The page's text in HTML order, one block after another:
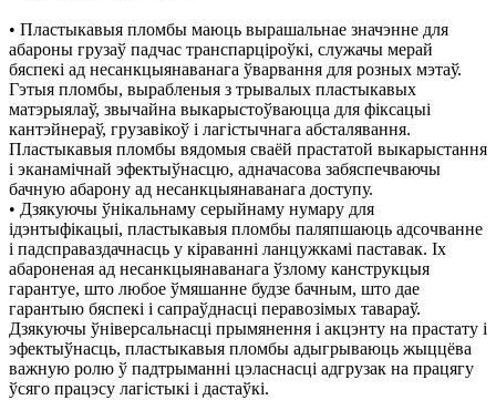
• Пластыкавыя пломбы маюць вырашальнае значэнне для
абароны грузаў падчас транспарціроўкі, служачы мерай
бяспекі ад несанкцыянаванага ўварвання для розных мэтаў.
Гэтыя пломбы, вырабленыя з трывалых пластыкавых
матэрыялаў, звычайна выкарыстоўваюцца для фіксацыі
кантэйнераў, грузавікоў і лагістычнага абсталявання.
Пластыкавыя пломбы вядомыя сваёй прастатой выкарыстання
і эканамічнай эфектыўнасцю, адначасова забяспечваючы
бачную абарону ад несанкцыянаванага доступу.
• Дзякуючы ўнікальнаму серыйнаму нумару для
ідэнтыфікацыі, пластыкавыя пломбы паляпшаюць адсочванне
і падсправаздачнасць у кіраванні ланцужкамі паставак. Іх
абароненая ад несанкцыянаванага ўзлому канструкцыя
гарантуе, што любое ўмяшанне будзе бачным, што дае
гарантыю бяспекі і сапраўднасці перавозімых тавараў.
Дзякуючы ўніверсальнасці прымянення і акцэнту на прастату і
эфектыўнасць, пластыкавыя пломбы адыгрываюць жыццёва
важную ролю ў падтрыманні цэласнасці адгрузак на працягу
ўсяго працэсу лагістыкі і дастаўкі.